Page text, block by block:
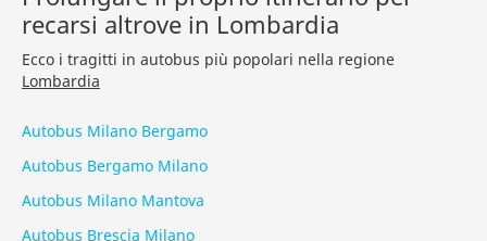
recarsi altrove in Lombardia
Ecco i tragitti in autobus più popolari nella regione
Lombardia
Autobus Milano Bergamo
Autobus Bergamo Milano
Autobus Milano Mantova
Autobus Brescia Milano